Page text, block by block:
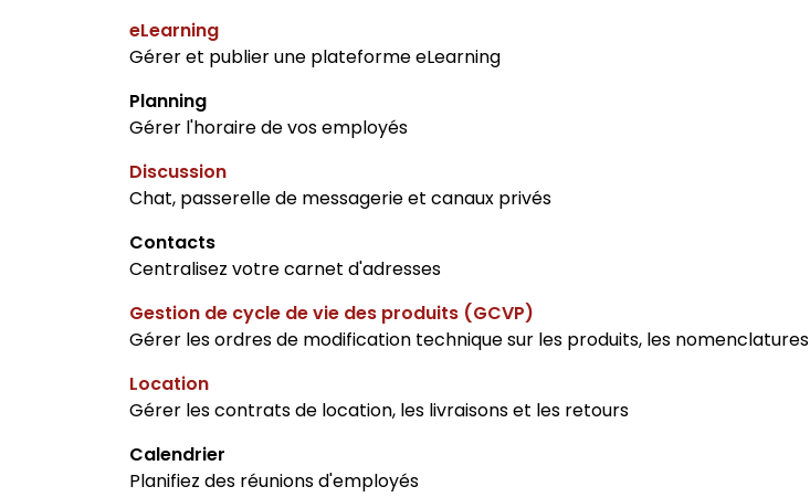
eLearning
Gérer et publier une plateforme eLearning
Planning
Gérer l'horaire de vos employés
Discussion
Chat, passerelle de messagerie et canaux privés
Contacts
Centralisez votre carnet d'adresses
Gestion de cycle de vie des produits (GCVP)
Gérer les ordres de modification technique sur les produits, les nomenclatures
Location
Gérer les contrats de location, les livraisons et les retours
Calendrier
Planifiez des réunions d'employés